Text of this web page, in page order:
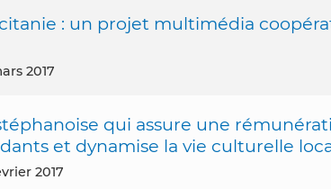
: un projet multimédia
2017
qui assure une
et dynamise la vie culturelle
2017